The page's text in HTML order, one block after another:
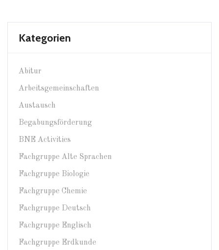
Kategorien
Abitur
Arbeitsgemeinschaften
Austausch
Begabungsförderung
BNE Activities
Fachgruppe Alte Sprachen
Fachgruppe Biologie
Fachgruppe Chemie
Fachgruppe Deutsch
Fachgruppe Englisch
Fachgruppe Erdkunde